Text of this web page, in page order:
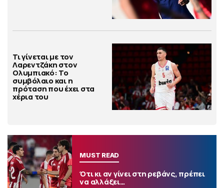
Τι γίνεται με τον
Λαρεντζάκη στον
Ολυμπιακό: Το
συμβόλαιο και η
πρόταση που έχει στα
χέρια του
MUST READ
Ότι κι αν γίνει στη ρεβάνς, πρέπει
να αλλάξει…